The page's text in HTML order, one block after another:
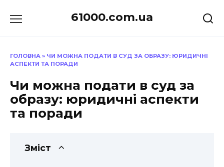
до
61000.com.ua
ГОЛОВНА » ЧИ МОЖНА ПОДАТИ В СУД ЗА ОБРАЗУ: ЮРИДИЧНІ
АСПЕКТИ ТА ПОРАДИ
Чи можна подати в суд за
образу: юридичні аспекти
та поради
Зміст